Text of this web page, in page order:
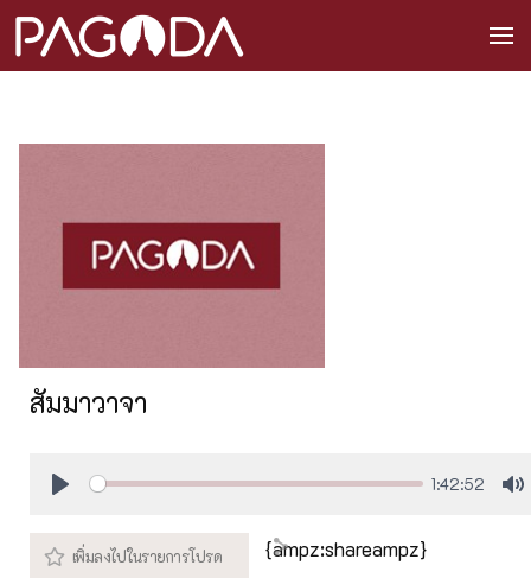
สัมมาวาจา
1:42:52
{ampz:shareampz}